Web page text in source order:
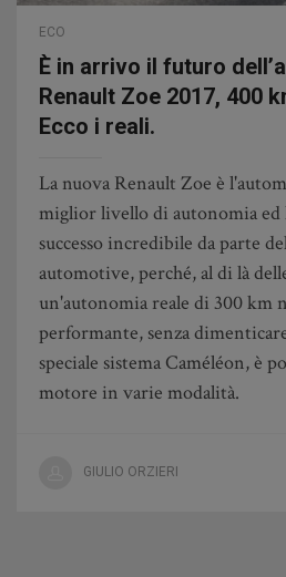
ECO
È in arrivo il futuro
Renault Zoe 2017, 400
Ecco i reali.
La nuova Renault Zoe è
miglior livello di autonomia ed
successo incredibile da parte
automotive, perché, al di là
un'autonomia reale di 300 km
performante, senza
speciale sistema Caméléon, è
motore in varie modalità.
GIULIO ORZIERI